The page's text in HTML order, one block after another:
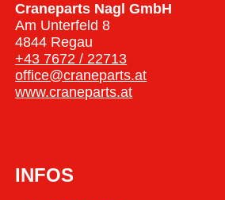
Craneparts Nagl GmbH
Am Unterfeld 8
4844 Regau
+43 7672 / 22713
office@craneparts.at
www.craneparts.at
INFOS